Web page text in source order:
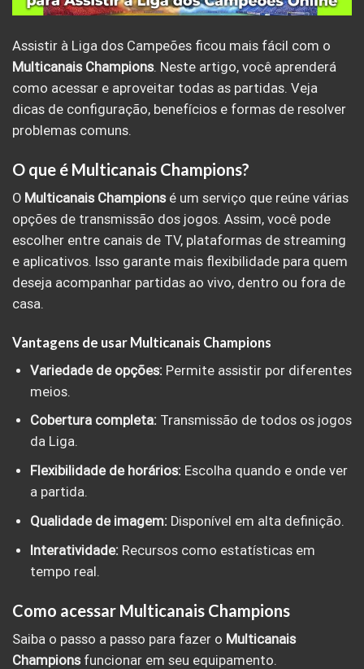
Assistir à Liga dos Campeões ficou mais fácil com o
MulticanaisChampions. Neste artigo, você aprenderá
como acessar e aproveitar todas as partidas. Veja
dicas de configuração, benefícios e formas de resolver
problemas comuns.
O que é Multicanais Champions?
O Multicanais Championsé um serviço que reúne várias
opções de transmissão dos jogos. Assim, você pode
escolher entre canais de TV, plataformas de streaming
e aplicativos. Isso garante mais flexibilidade para quem
deseja acompanhar partidas ao vivo, dentro ou fora de
casa.
Vantagens de usar Multicanais Champions
Variedade de opções: Permite assistir por diferentes
meios.
Cobertura completa: Transmissão de todos os jogos
da Liga.
Flexibilidade de horários: Escolha quando e onde ver
a partida.
Qualidade de imagem: Disponível em alta definição.
Interatividade: Recursos como estatísticas em
tempo real.
Como acessar Multicanais Champions
Saiba o passo a passo para fazer o Multicanais
Championsfuncionar em seu equipamento.